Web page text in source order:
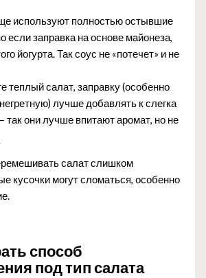
используют полностью остывшие
если заправка на основе майонеза,
йогурта. Так соус не «потечет» и не
теплый салат, заправку (особенно
лучше добавлять к слегка
они лучше впитают аромат, но не
салат слишком
кусочки могут сломаться, особенно
способ
под тип салата